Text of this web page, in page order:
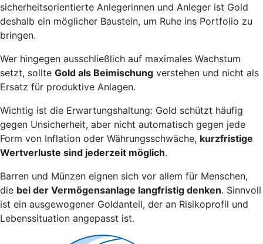
sicherheitsorientierte Anlegerinnen und Anleger ist Gold
deshalb ein möglicher Baustein, um Ruhe ins Portfolio zu
bringen.
Wer hingegen ausschließlich auf maximales Wachstum
setzt, sollte Gold als Beimischung verstehen und nicht als
Ersatz für produktive Anlagen.
Wichtig ist die Erwartungshaltung: Gold schützt häufig
gegen Unsicherheit, aber nicht automatisch gegen jede
Form von Inflation oder Währungsschwäche, kurzfristige
Wertverluste sind jederzeit möglich.
Barren und Münzen eignen sich vor allem für Menschen,
die bei der Vermögensanlage langfristig denken. Sinnvoll
ist ein ausgewogener Goldanteil, der an Risikoprofil und
Lebenssituation angepasst ist.